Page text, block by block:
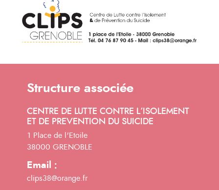
Structure associée
CENTRE DE LUTTE CONTRE L’ISOLEMENT
ET DE PREVENTION DU SUICIDE
1 Place de l'Etoile
38000 GRENOBLE
Email :
clips38@orange.fr